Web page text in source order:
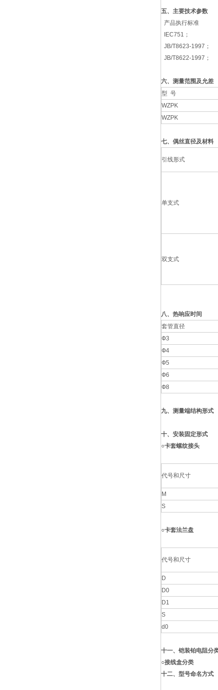
五、主要技术参数
产品执行标准
IEC751；
JB/T8623-1997；
JB/T8622-1997；
六、测量范围及允差
型 号
WZPK
WZPK
七、偶丝直径及材料
引线形式
单支式
双支式
八、热响应时间
套管直径
Ф3
Ф4
Ф5
Ф6
Ф8
九、测量端结构形式
十、安装固定形式
○卡套螺纹接头
代号和尺寸
M
S
○卡套法兰盘
代号和尺寸
D
D0
D1
S
d0
十一、铠装铂电阻分
○接线盒分类
十二、型号命名方式